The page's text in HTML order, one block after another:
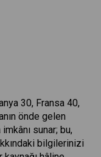
30, Fransa 40,
önde gelen
sunar; bu,
bilgilerinizi